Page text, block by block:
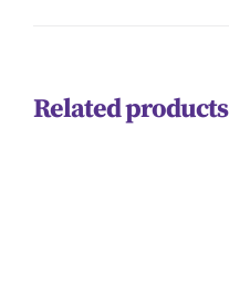
Related products